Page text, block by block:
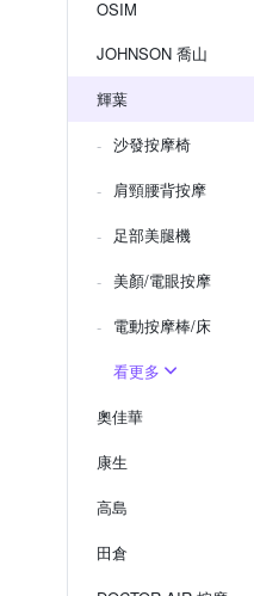
OSIM
JOHNSON 喬山
輝葉
沙發按摩椅
肩頸腰背按摩
足部美腿機
美顏/電眼按摩
電動按摩棒/床
看更多
奧佳華
康生
高島
田倉